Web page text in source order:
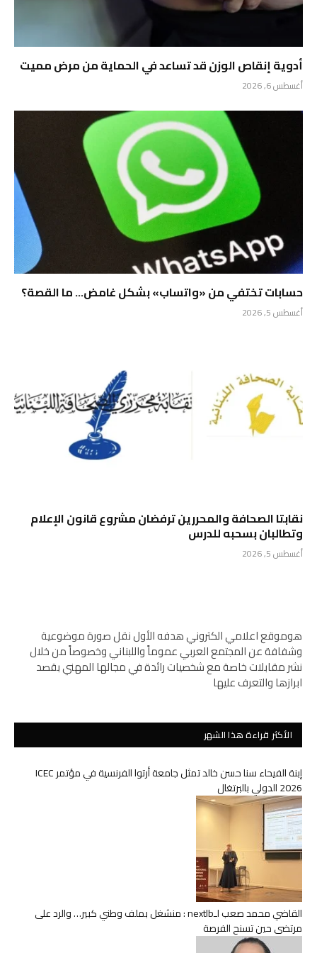
أدوية إنقاص الوزن قد تساعد في الحماية من مرض مميت
أغسطس 6, 2026
حسابات تختفي من «واتساب» بشكل غامض… ما القصة؟
أغسطس 5, 2026
نقابتا الصحافة والمحررين ترفضان مشروع قانون الإعلام
وتطالبان بسحبه للدرس
أغسطس 5, 2026
هوموقع اعلامي الكتروني هدفه الأول نقل صورة موضوعية
وشفافة عن المجتمع العربي عموماً واللبناني وخصوصاً من خلال
نشر مقابلات خاصة مع شخصيات رائدة في مجالها المهني بقصد
ابرازها والتعرف عليها
الأكثر قراءة هذا الشهر
إبنة الفيحاء سنا حسن خالد تمثل جامعة أرتوا الفرنسية في مؤتمر ICEC
2026 الدولي بالبرتغال
القاضي محمد صعب لـnextlb : منشغل بملف وطني كبير… والرد على
مرتضى حين تسنح الفرصة